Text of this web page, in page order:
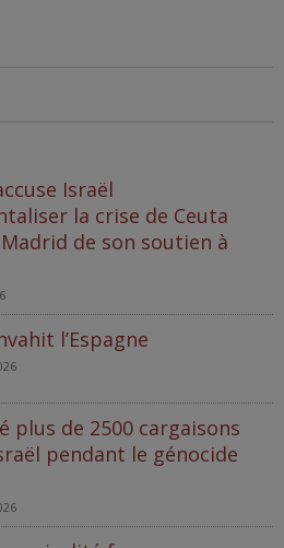
Israël
la crise de Ceuta
de son soutien à
l’Espagne
plus de 2500 cargaisons
pendant le génocide